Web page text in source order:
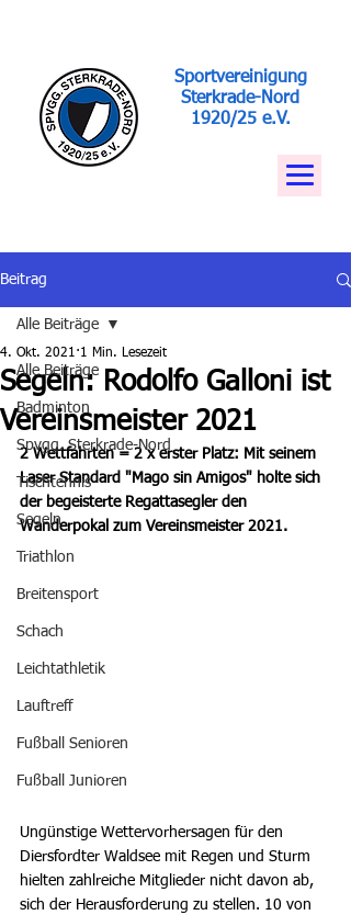
Sportvereinigung
Sterkrade-Nord
1920/25 e.V.
Beitrag
Alle Beiträge
Badminton
Spvgg. Sterkrade-Nord
Tischtennis
Segeln
Triathlon
Breitensport
Schach
Leichtathletik
Lauftreff
Fußball Senioren
Fußball Junioren
Alle Beiträge
Segeln: Rodolfo Galloni ist
Vereinsmeister 2021
4. Okt. 2021 1 Min. Lesezeit
2 Wettfahrten = 2 x erster Platz: Mit seinem
Laser Standard "Mago sin Amigos" holte sich
der begeisterte Regattasegler den
Wanderpokal zum Vereinsmeister 2021.
Ungünstige Wettervorhersagen für den
Diersfordter Waldsee mit Regen und Sturm
hielten zahlreiche Mitglieder nicht davon ab,
sich der Herausforderung zu stellen. 10 von